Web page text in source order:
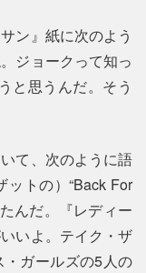
ン』紙に次のよう
ジョークって知っ
と思うんだ。そう
て、次のように語
トの）“Back For
んだ。『レディー
いよ。テイク・ザ
ガールズの5人の